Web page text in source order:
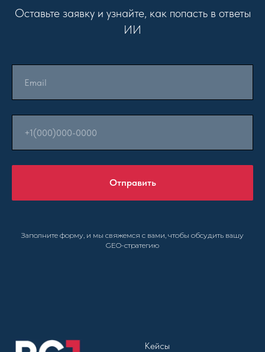
Оставьте заявку и узнайте, как попасть в ответы
ИИ
Отправить
Заполните форму, и мы свяжемся с вами, чтобы обсудить вашу
GEO-стратегию
Кейсы